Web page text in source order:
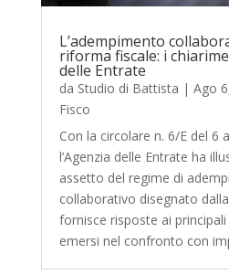
L’adempimento
riforma fiscale: i
delle Entrate
da Studio di Battista | Ago
Fisco
Con la circolare n. 6/E del 6
l’Agenzia delle Entrate ha
assetto del regime di
collaborativo disegnato
fornisce risposte ai
emersi nel confronto con